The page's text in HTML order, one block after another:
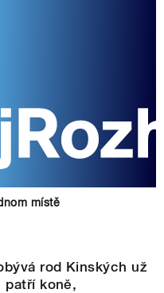
místě
rod Kinských už
patří koně,